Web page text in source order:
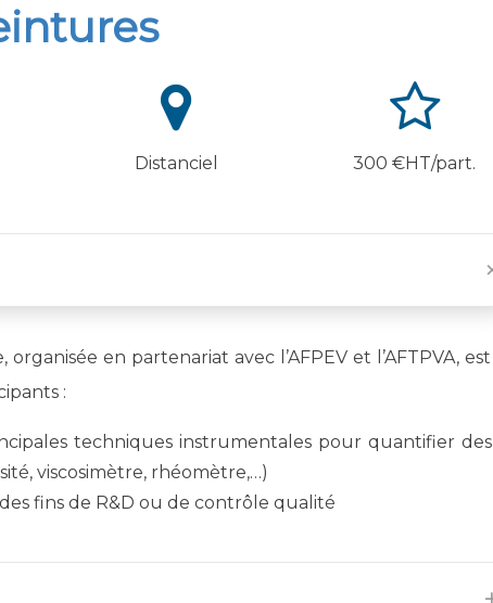
Distanciel 300 €HT/part.
en partenariat avec l’AFPEV et l’AFTPVA, est
:
techniques instrumentales pour quantifier des
viscosimètre, rhéomètre,…)
fins de R&D ou de contrôle qualité